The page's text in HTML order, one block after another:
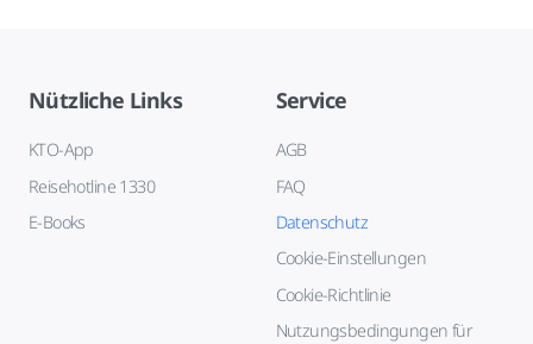
Nützliche Links
KTO-App
Reisehotline 1330
E-Books
Service
AGB
FAQ
Datenschutz
Cookie-Einstellungen
Cookie-Richtlinie
Nutzungsbedingungen für